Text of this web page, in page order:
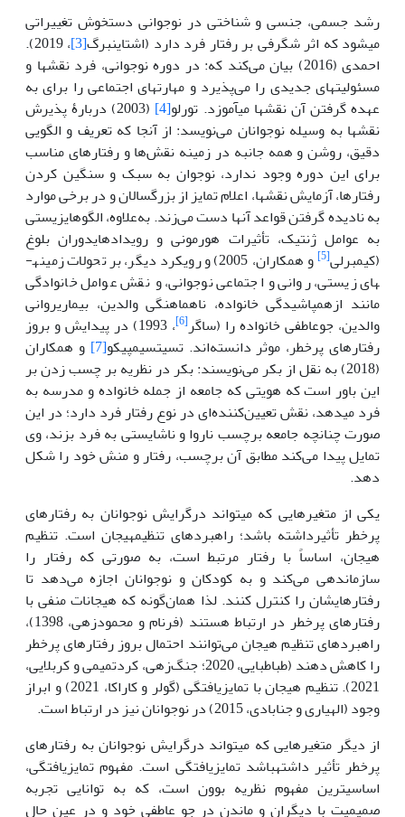
رشد جسمی، جنسی و شناختی در نوجوانی دست­خوش تغییراتی
می­شود که اثر شگرفی بر رفتار فرد دارد (اشتاینبرگ[3]
، 2019).
احمدی (2016) بیان می‌کند که: در دوره نوجوانی، فرد نقش­ها و
مسئولیت­های جدیدی را می‌پذیرد و مهارت­های اجتماعی را برای به
عهده گرفتن آن نقش­ها می­آموزد. تورلو[4]
(2003) دربارۀ پذیرش
نقش­ها به وسیله نوجوانان می‌نویسد: از آنجا که تعریف و الگویی
دقیق، روشن و همه جانبه در زمینه نقش‌ها و رفتارهای مناسب
برای این دوره وجود ندارد، نوجوان به سبک و سنگین کردن
رفتارها، آزمایش نقش­ها، اعلام تمایز از بزرگسالان و در برخی موارد
به نادیده گرفتن قواعد آنها دست می‌زند. به‌علاوه، الگوهای­زیستی
به عوامل ژنتیک، تأثیرات هورمونی و رویدادهای­دوران بلوغ
(کیمبرلی[5]
و همکاران، 2005) و رویکرد دیگر، بر تحولات زمینه­
های زیستی، روانی و اجتماعی نوجوانی، و نقش عوامل خانوادگی
مانند ازهم­پاشیدگی خانواده، ناهماهنگی والدین، بیماری­روانی
والدین، جوعاطفی خانواده را (ساگر[6]
، 1993) در پیدایش و بروز
رفتارهای پرخطر، موثر دانسته‌اند. تسیتسیمپیکو[7]
و همکاران
(2018) به نقل از بکر می‌نویسند: بکر در نظریه بر چسب زدن بر
این باور است که هویتی که جامعه از جمله خانواده و مدرسه به
فرد می­دهد، نقش تعیین‌کننده‌ای در نوع رفتار فرد دارد؛ در این
صورت چنان­چه جامعه برچسب ناروا و ناشایستی به فرد بزند، وی
تمایل پیدا می‌کند مطابق آن برچسب، رفتار و منش خود را شکل
دهد.
یکی از متغیرهایی که می­تواند درگرایش نوجوانان به رفتارهای
پرخطر تأثیرداشته باشد؛ راهبردهای تنظیم­هیجان است. تنظیم
هیجان، اساساً با رفتار مرتبط است، به صورتی که رفتار را
سازماندهی می‌کند و به کودکان و نوجوانان اجازه می‌دهد تا
رفتارهایشان را کنترل کنند. لذا همان‌گونه که هیجانات منفی با
رفتارهای پرخطر در ارتباط هستند (فرنام و محمودزهی، 1398)،
راهبردهای تنظیم هیجان می‌توانند احتمال بروز رفتارهای پرخطر
را کاهش دهند (طباطبایی، 2020؛ جنگ‌زهی، کردتمیمی و کربلایی،
2021). تنظیم هیجان با تمایزیافتگی (گولر و کاراکا، 2021) و ابراز
وجود (الهیاری و جنابادی، 2015) در نوجوانان نیز در ارتباط است.
از دیگر متغیرهایی که می­تواند درگرایش نوجوانان به رفتارهای
پرخطر تأثیر داشته­باشد تمایزیافتگی است. مفهوم تمایزیافتگی،
اساسی­ترین مفهوم نظریه بوون است، که به توانایی تجربه
صمیمیت با دیگران و ماندن در جو عاطفی خود و در عین حال